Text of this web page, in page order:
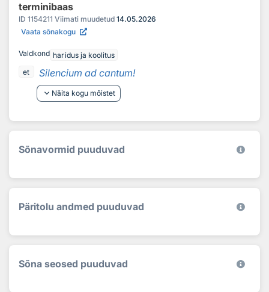
terminibaas
ID 1154211 Viimati muudetud 14.05.2026
Vaata sõnakogu
Valdkond haridus ja koolitus
et
Silencium ad cantum!
keyboard_arrow_down Näita kogu mõistet
Sõnavormid puuduvad
Päritolu andmed puuduvad
Sõna seosed puuduvad